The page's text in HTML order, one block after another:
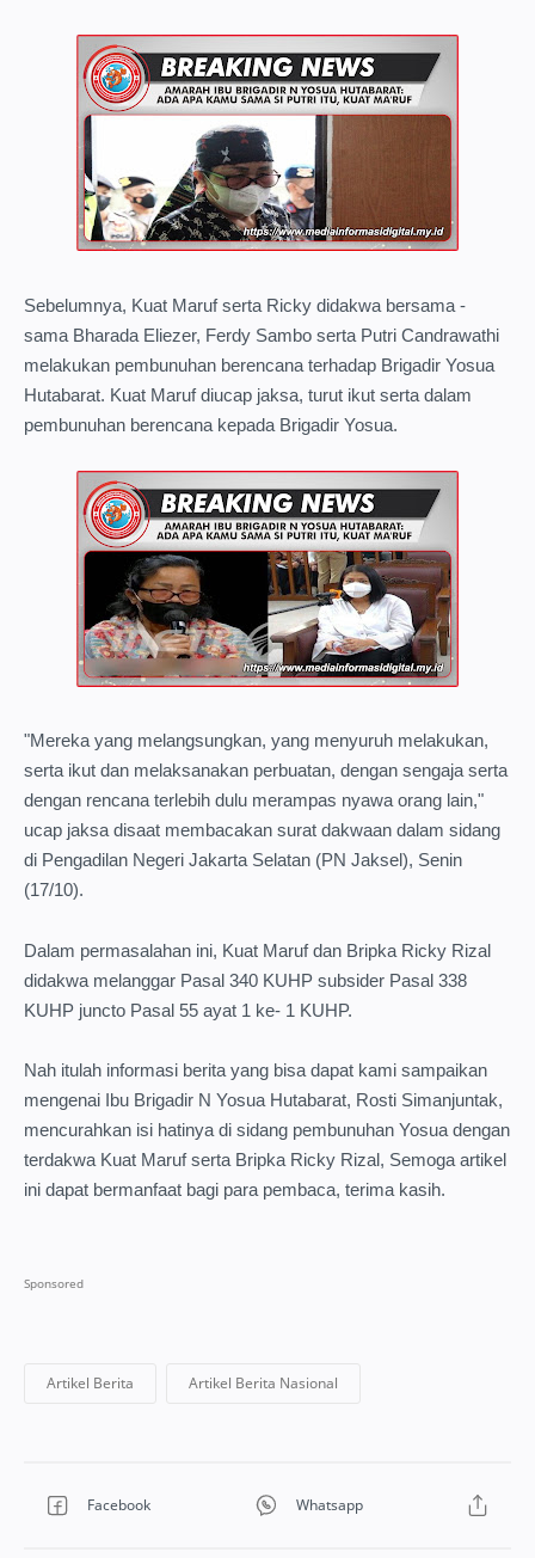
Sebelumnya, Kuat Maruf serta Ricky didakwa bersama -
sama Bharada Eliezer, Ferdy Sambo serta Putri Candrawathi
melakukan pembunuhan berencana terhadap Brigadir Yosua
Hutabarat. Kuat Maruf diucap jaksa, turut ikut serta dalam
pembunuhan berencana kepada Brigadir Yosua.
"Mereka yang melangsungkan, yang menyuruh melakukan,
serta ikut dan melaksanakan perbuatan, dengan sengaja serta
dengan rencana terlebih dulu merampas nyawa orang lain,"
ucap jaksa disaat membacakan surat dakwaan dalam sidang
di Pengadilan Negeri Jakarta Selatan (PN Jaksel), Senin
(17/10).
Dalam permasalahan ini, Kuat Maruf dan Bripka Ricky Rizal
didakwa melanggar Pasal 340 KUHP subsider Pasal 338
KUHP juncto Pasal 55 ayat 1 ke- 1 KUHP.
Nah itulah informasi berita yang bisa dapat kami sampaikan
mengenai Ibu Brigadir N Yosua Hutabarat, Rosti Simanjuntak,
mencurahkan isi hatinya di sidang pembunuhan Yosua dengan
terdakwa Kuat Maruf serta Bripka Ricky Rizal, Semoga artikel
ini dapat bermanfaat bagi para pembaca, terima kasih.